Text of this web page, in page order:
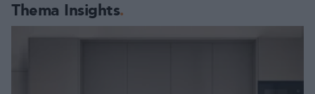
Thema Insights